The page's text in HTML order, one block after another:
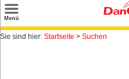
Menü
Suchen
Sie sind hier: Startseite > Suchen